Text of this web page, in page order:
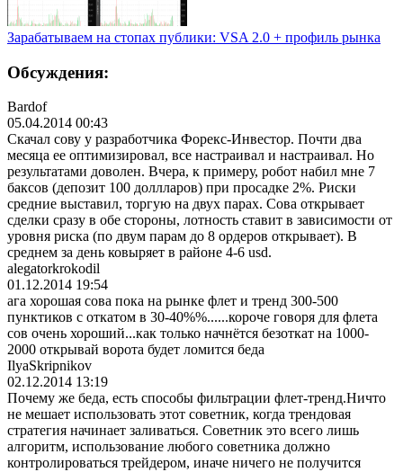
Зарабатываем на стопах публики: VSA 2.0 + профиль рынка
Обсуждения:
Bardof
05.04.2014 00:43
Скачал сову у разработчика Форекс-Инвестор. Почти два
месяца ее оптимизировал, все настраивал и настраивал. Но
результатами доволен. Вчера, к примеру, робот набил мне 7
баксов (депозит 100 доллларов) при просадке 2%. Риски
средние выставил, торгую на двух парах. Сова открывает
сделки сразу в обе стороны, лотность ставит в зависимости от
уровня риска (по двум парам до 8 ордеров открывает). В
среднем за день ковыряет в районе 4-6 usd.
alegatorkrokodil
01.12.2014 19:54
ага хорошая сова пока на рынке флет и тренд 300-500
пунктиков с откатом в 30-40%%......короче говоря для флета
сов очень хороший...как только начнётся безоткат на 1000-
2000 открывай ворота будет ломится беда
IlyaSkripnikov
02.12.2014 13:19
Почему же беда, есть способы фильтрации флет-тренд.Ничто
не мешает использовать этот советник, когда трендовая
стратегия начинает заливаться. Советник это всего лишь
алгоритм, использование любого советника должно
контролироваться трейдером, иначе ничего не получится